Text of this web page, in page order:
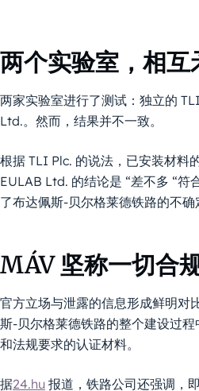
两个实验室，相互
两家实验室进行了测试：独立的
Ltd.。然而，结果并不一致。
根据 TLI Plc. 的说法，已安装材料
EULAB Ltd. 的结论是 “差不多 “符
了布达佩斯-贝尔格莱德铁路的不确
MÁV 坚称一切合
官方立场与泄露的信息形成鲜明对
斯-贝尔格莱德铁路的整个建设过
和法规要求的认证材料。
据24.hu 报道，铁路公司还强调，